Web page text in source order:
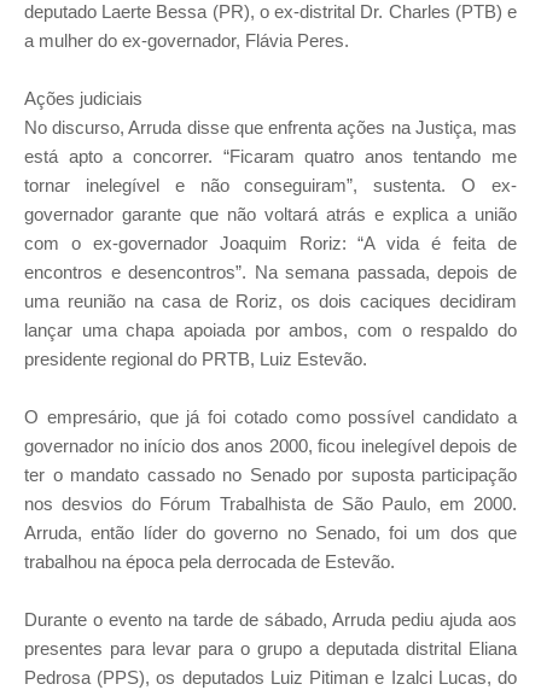
deputado Laerte Bessa (PR), o ex-distrital Dr. Charles (PTB) e
a mulher do ex-governador, Flávia Peres.
Ações judiciais
No discurso, Arruda disse que enfrenta ações na Justiça, mas
está apto a concorrer. “Ficaram quatro anos tentando me
tornar inelegível e não conseguiram”, sustenta. O ex-
governador garante que não voltará atrás e explica a união
com o ex-governador Joaquim Roriz: “A vida é feita de
encontros e desencontros”. Na semana passada, depois de
uma reunião na casa de Roriz, os dois caciques decidiram
lançar uma chapa apoiada por ambos, com o respaldo do
presidente regional do PRTB, Luiz Estevão.
O empresário, que já foi cotado como possível candidato a
governador no início dos anos 2000, ficou inelegível depois de
ter o mandato cassado no Senado por suposta participação
nos desvios do Fórum Trabalhista de São Paulo, em 2000.
Arruda, então líder do governo no Senado, foi um dos que
trabalhou na época pela derrocada de Estevão.
Durante o evento na tarde de sábado, Arruda pediu ajuda aos
presentes para levar para o grupo a deputada distrital Eliana
Pedrosa (PPS), os deputados Luiz Pitiman e Izalci Lucas, do